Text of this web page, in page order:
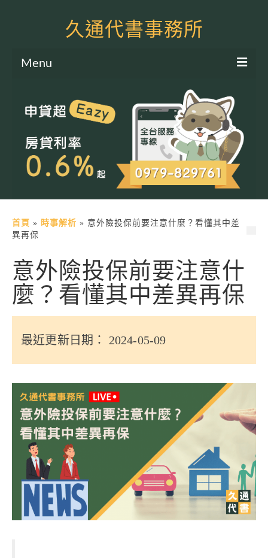
久通代書事務所
Menu
土地二胎申貸
房屋二胎申貸
軍公教貸款
土地貸款
信用貸款
代書貸款
精選知識
銀行貸款
其他貸款
申貸Q&A
久通專欄
時事解析
生活理財
房產Q&A
網友都在問
首頁 » 時事解析 » 意外險投保前要注意什麼？看懂其中差
異再保
意外險投保前要注意什
麼？看懂其中差異再保
最近更新日期： 2024-05-09